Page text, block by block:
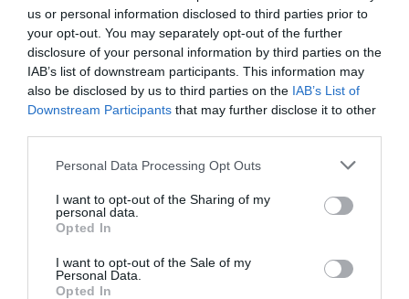
us or personal information disclosed to third parties prior to
your opt-out. You may separately opt-out of the further
disclosure of your personal information by third parties on the
IAB’s list of downstream participants. This information may
also be disclosed by us to third parties on the IAB’s List of
Downstream Participants that may further disclose it to other
Personal Data Processing Opt Outs
I want to opt-out of the Sharing of my
personal data.
Opted In
I want to opt-out of the Sale of my
Personal Data.
Opted In